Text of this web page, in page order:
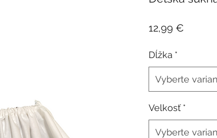
12,99 €
Dĺžka *
Vyberte
Velkosť *
Vyberte